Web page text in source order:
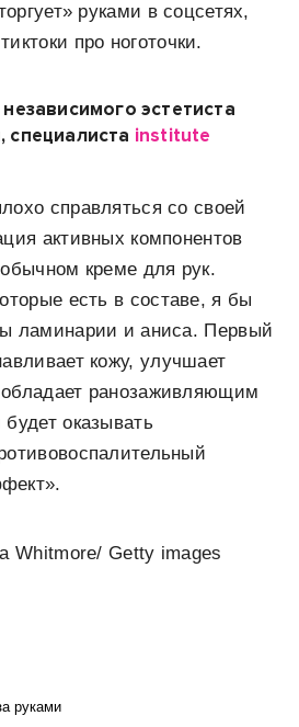
руками в соцсетях,
про ноготочки.
эстетиста
institute
справляться со своей
активных компонентов
креме для рук.
есть в составе, я бы
ламинарии и аниса. Первый
кожу, улучшает
ранозаживляющим
оказывать
Whitmore/ Getty images
руками